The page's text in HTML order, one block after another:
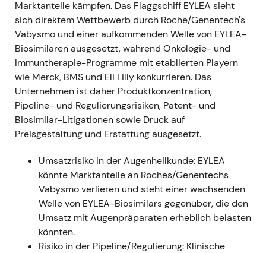
Umsätze; das Management betonte weiterhin
die Kernfranchises und Kandidaten der
nächsten Generation[34]; die fehlenden US-
Umsätze für das Quartal wurden auch in der
Fachpresse dokumentiert[30].
Das kurzfristig negative Sentiment durch den
Wegfall der COVID-Erlöse wurde durch
wachsendes Vertrauen in die
wiederkehrenden Biologika-Umsätze
(Dupixent/EYLEA) und die Pipeline
von „COVID-Windfall" hin zu Franchise-
Nachhaltigkeit.
Fortgesetzte Korrektur in eine mehrquartalige
Bodenbildung, gefolgt von ersten
Erholungszeichen bei anhaltend starken
Kernprodukt-Trends.
Marktanteile kämpfen. Das Flaggschiff EYLEA sieht
sich direktem Wettbewerb durch Roche/Genentech's
Vabysmo und einer aufkommenden Welle von EYLEA-
Biosimilaren ausgesetzt, während Onkologie- und
Immuntherapie-Programme mit etablierten Playern
wie Merck, BMS und Eli Lilly konkurrieren. Das
Unternehmen ist daher Produktkonzentration,
Pipeline- und Regulierungsrisiken, Patent- und
Biosimilar-Litigationen sowie Druck auf
Preisgestaltung und Erstattung ausgesetzt.
Umsatzrisiko in der Augenheilkunde: EYLEA
könnte Marktanteile an Roches/Genentechs
Vabysmo verlieren und steht einer wachsenden
Welle von EYLEA-Biosimilars gegenüber, die den
Umsatz mit Augenpräparaten erheblich belasten
könnten.
Risiko in der Pipeline/Regulierung: Klinische